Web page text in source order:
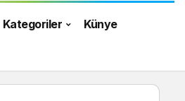
Kategoriler Künye